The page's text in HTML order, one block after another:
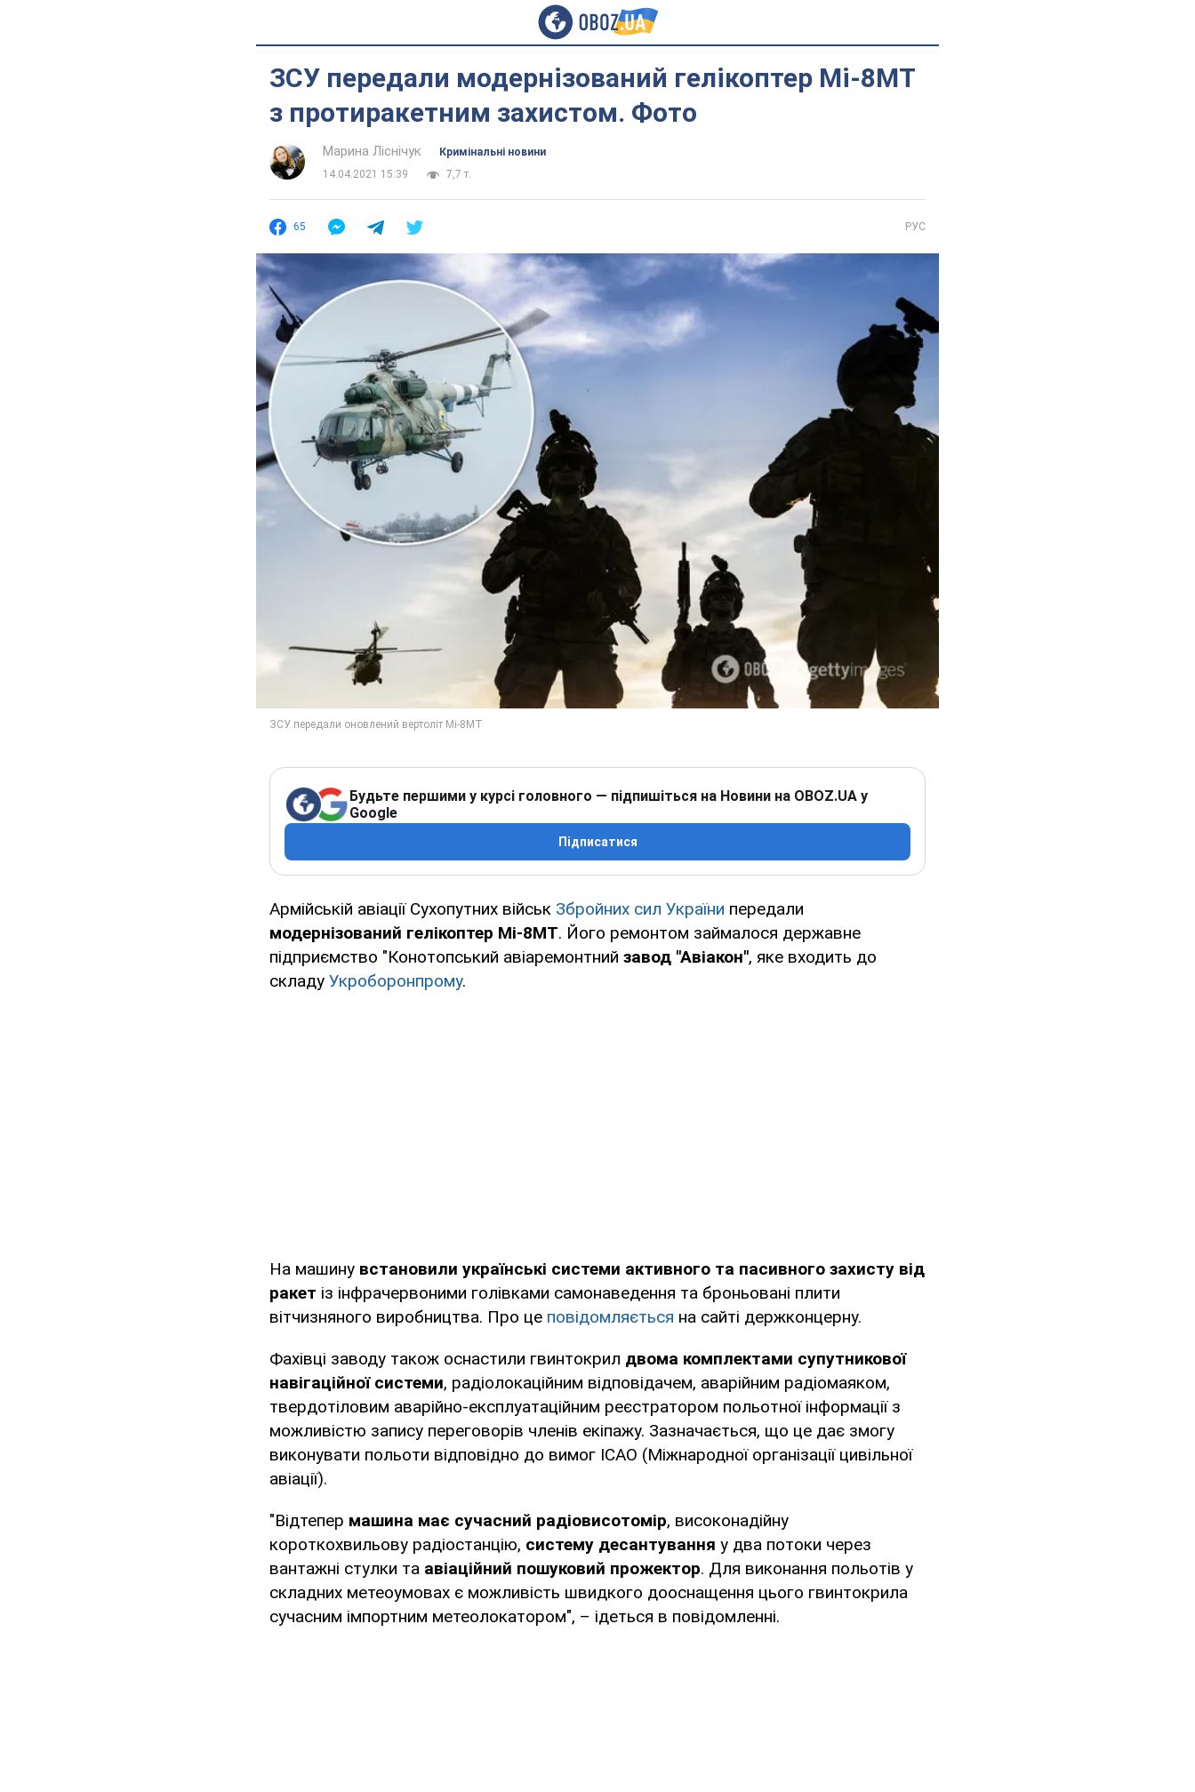
ЗСУ передали модернізований гелікоптер Мі-8МТ
з протиракетним захистом. Фото
Марина Ліснічук
Кримінальні новини
14.04.2021 15:39
7,7 т.
65 РУС
Будьте першими у курсі головного — підпишіться на Новини на OBOZ.UA у
Google
Підписатися
Армійській авіації Сухопутних військ Збройних сил України передали
модернізований гелікоптер Мі-8МТ. Його ремонтом займалося державне
підприємство "Конотопський авіаремонтний завод "Авіакон", яке входить до
складу Укроборонпрому.
На машину встановили українські системи активного та пасивного захисту від
ракет із інфрачервоними голівками самонаведення та броньовані плити
вітчизняного виробництва. Про це повідомляється на сайті держконцерну.
Фахівці заводу також оснастили гвинтокрил двома комплектами супутникової
навігаційної системи, радіолокаційним відповідачем, аварійним радіомаяком,
твердотіловим аварійно-експлуатаційним реєстратором польотної інформації з
можливістю запису переговорів членів екіпажу. Зазначається, що це дає змогу
виконувати польоти відповідно до вимог ІСАО (Міжнародної організації цивільної
авіації).
"Відтепер машина має сучасний радіовисотомір, високонадійну
короткохвильову радіостанцію, систему десантування у два потоки через
вантажні стулки та авіаційний пошуковий прожектор. Для виконання польотів у
складних метеоумовах є можливість швидкого дооснащення цього гвинтокрила
сучасним імпортним метеолокатором", – ідеться в повідомленні.